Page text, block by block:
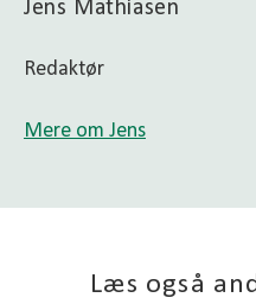
Jens Mathiasen
Redaktør
Mere om Jens
Læs også